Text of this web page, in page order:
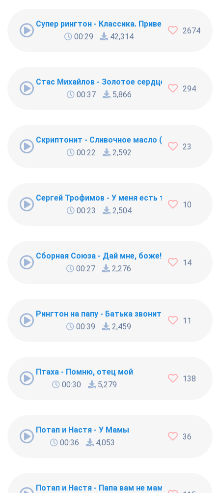
Супер рингтон - Классика. Привет Морриконе
00:29
42,314
2674
Стас Михайлов - Золотое сердце
00:37
5,866
294
Скриптонит - Сливочное масло (Butter)
00:22
2,592
23
Сергей Трофимов - У меня есть ты
00:23
2,504
10
Сборная Союза - Дай мне, боже!
00:27
2,276
14
Рингтон на папу - Батька звонит
00:39
2,459
11
Птаха - Помню, отец мой
00:30
5,279
138
Потап и Настя - У Мамы
00:36
4,053
36
Потап и Настя - Папа вам не мама